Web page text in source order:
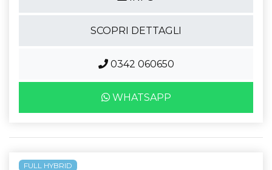
SCOPRI DETTAGLI
0342 060650
WHATSAPP
FULL HYBRID